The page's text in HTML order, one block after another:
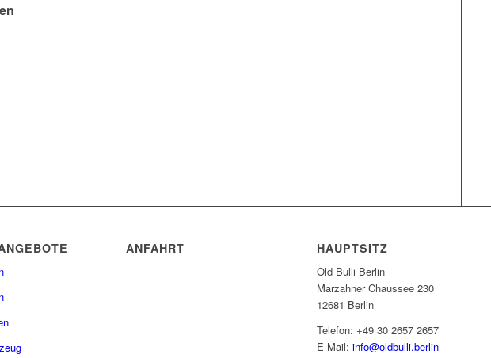
ANFAHRT HAUPTSITZ
Old Bulli Berlin
Marzahner Chaussee 230
12681 Berlin
Telefon: +49 30 2657 2657
E-Mail:info@oldbulli.berlin